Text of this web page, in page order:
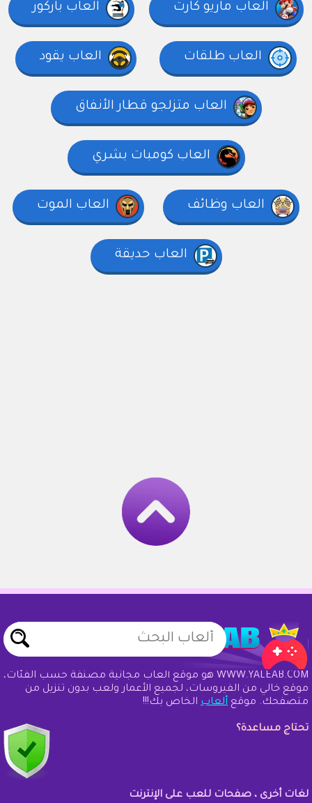
العاب ماريو كارت العاب باركور
العاب طلقات العاب يقود
العاب متزلجو قطار الأنفاق
العاب كومبات بشري
العاب وظائف العاب الموت
العاب حديقة
WWW.YALEAB.COM هو موقع ألعاب مجانية مصنفة حسب الفئات،
موقع خالي من الفيروسات، لجميع الأعمار ولعب بدون تنزيل من
متصفحك. موقع ألعاب الخاص بك!!!
تحتاج مساعدة؟
لغات أخرى ، صفحات للعب على الإنترنت